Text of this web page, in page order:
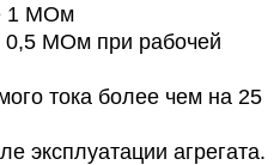
1 МОм
0,5 МОм при рабочей
тока более чем на 25
эксплуатации агрегата.